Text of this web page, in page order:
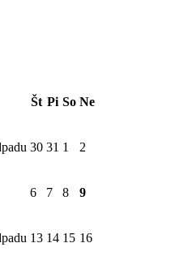
Št Pi So Ne
30 31 1 2
6 7 8 9
13 14 15 16